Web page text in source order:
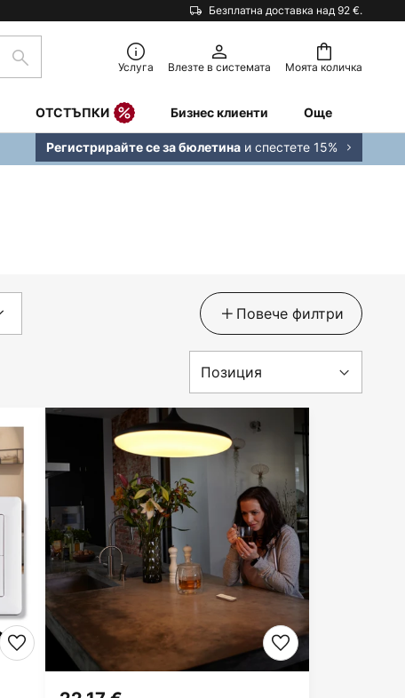
Безплатна доставка над 92 €.
Моята количка
Търсене Услуга Влезте в системата
ОТСТЪПКИ Бизнес клиенти Още
Регистрирайте се за бюлетина и спестете 15%
Повече филтри